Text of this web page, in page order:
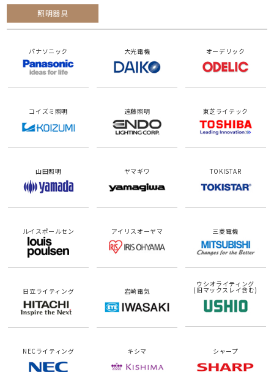
照明器具
パナソニック 大光電機 オーデリック
コイズミ照明 遠藤照明 東芝ライテック
山田照明 ヤマギワ TOKISTAR
ルイスポールセン アイリスオーヤマ 三菱電機
日立ライティング 岩崎電気
ウシオライティング
(旧マックスレイ含む)
NECライティング キシマ シャープ